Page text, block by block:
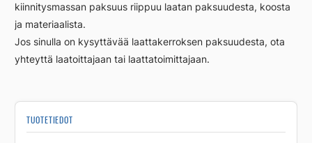
kiinnitysmassan paksuus riippuu laatan paksuudesta, koosta
ja materiaalista.
Jos sinulla on kysyttävää laattakerroksen paksuudesta, ota
yhteyttä laatoittajaan tai laattatoimittajaan.
TUOTETIEDOT